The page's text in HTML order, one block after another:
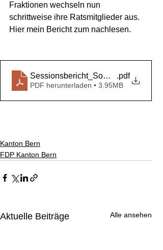
Fraktionen wechseln nun
schrittweise ihre Ratsmitglieder aus.
Hier mein Bericht zum nachlesen.
Sessionsbericht_Sommersession
.pdf
PDF herunterladen • 3.95MB
Kanton Bern
FDP Kanton Bern
Aktuelle Beiträge Alle ansehen